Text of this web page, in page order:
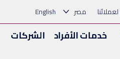
مصر English
خدمات الأفراد الشركات